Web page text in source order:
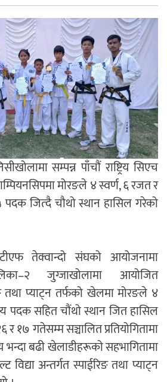
सम्पन्न पाँचौं राष्ट्रिय सिएच
मोरङले ४ स्वर्ण, ६ रजत र
जित्दै चौथो स्थान हासिल गरेको
तेक्वान्दो संघको आयोजनामा
जुग्जाखोलामा आयोजित
तथा प्याट्न तर्फको खेलमा मोरङले ४
पदक सहित चौंथो स्थान जित हासिल
१७ गतेसम्म सञ्चालित प्रतियोगितामा
भन्दा बढी खेलाडीहरूको सहभागितामा
अन्तर्गत स्पाईरिङ तथा प्याट्न